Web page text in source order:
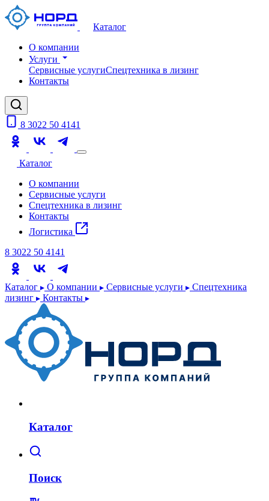
Каталог
О компании
Услуги
Сервисные услугиСпецтехника в лизинг
Контакты
8 3022 50 4141
Каталог
О компании
Сервисные услуги
Спецтехника в лизинг
Контакты
Логистика
8 3022 50 4141
Каталог О компании Сервисные услуги
Спецтехника
лизинг
Контакты
Каталог
Поиск